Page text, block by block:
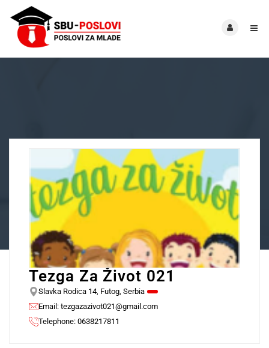
Tezga Za Život 021
Slavka Rodica 14, Futog, Serbia
Email: tezgazazivot021@gmail.com
Telephone: 0638217811